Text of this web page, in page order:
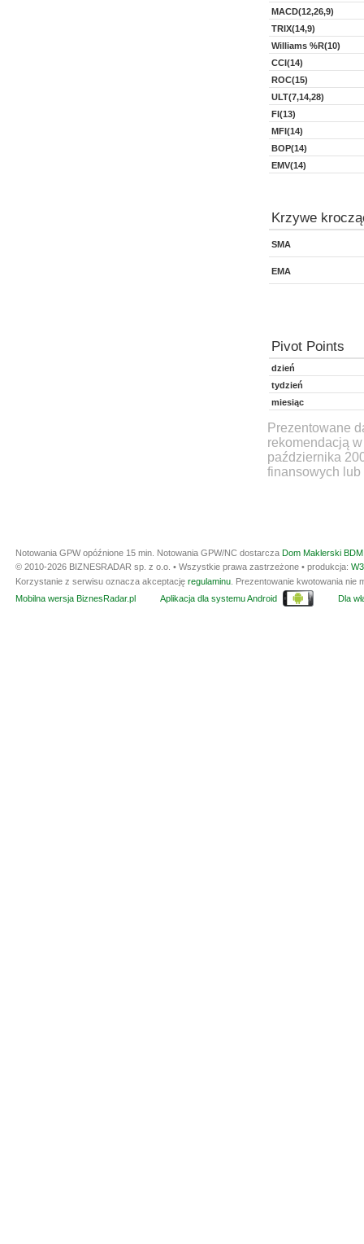
MACD(12,26,9)
TRIX(14,9)
Williams %R(10)
CCI(14)
ROC(15)
ULT(7,14,28)
FI(13)
MFI(14)
BOP(14)
EMV(14)
Krzywe
SMA
EMA
Pivot Points
dzień
tydzień
miesiąc
Prezentowane
rekomendacją
października
finansowych lub
Notowania GPW opóźnione 15 min. Notowania GPW/NC dostarcza Dom Maklerski
© 2010-2026 BIZNESRADAR sp. z o.o. • Wszystkie prawa zastrzeżone • produkcja:
Korzystanie z serwisu oznacza akceptację regulaminu . Prezentowanie kwotowania
Mobilna wersja BiznesRadar.pl
Aplikacja dla systemu Android Dla